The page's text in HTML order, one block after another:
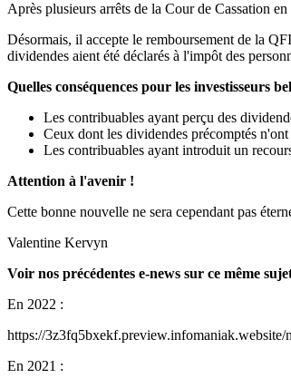
Après plusieurs arrêts de la Cour de Cassation
Désormais, il accepte le remboursement de la
dividendes aient été déclarés à l'impôt des
Quelles conséquences pour les investisseurs
Les contribuables ayant perçu des
Ceux dont les dividendes précomptés
Les contribuables ayant introduit un
Attention à l'avenir !
Cette bonne nouvelle ne sera cependant pas
Valentine Kervyn
Voir nos précédentes e-news sur ce même
En 2022 :
https://3z3fq5bxekf.preview.infomaniak.website/
En 2021 :